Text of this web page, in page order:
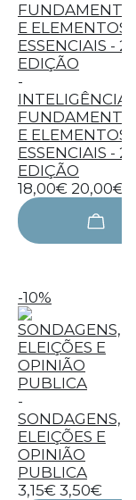
-
INTELIGÊNCIA -
E ELEMENTOS
ESSENCIAIS - 2ª
EDIÇÃO
18,00€ 20,00€
-10%
-
SONDAGENS,
ELEIÇÕES E
OPINIÃO
PUBLICA
3,15€ 3,50€